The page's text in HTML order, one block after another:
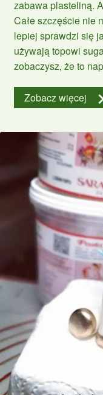
zabawa plasteliną.
Całe szczęście nie
lepiej sprawdzi się
używają topowi
zobaczysz, że to
Zobacz więcej